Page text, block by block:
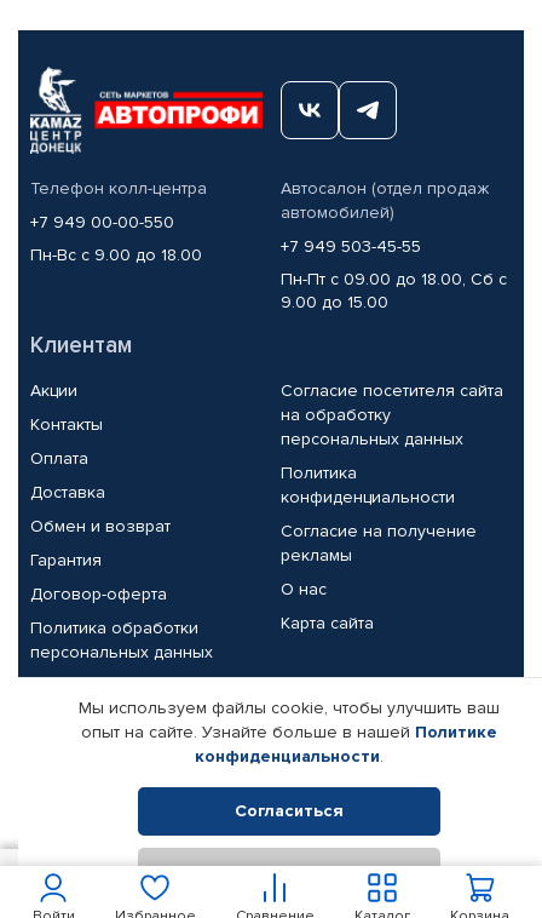
Телефон колл-центра
+7 949 00-00-550
Пн-Вс с 9.00 до 18.00
Автосалон (отдел продаж
автомобилей)
+7 949 503-45-55
Пн-Пт с 09.00 до 18.00, Сб с
9.00 до 15.00
Клиентам
Акции
Контакты
Оплата
Доставка
Обмен и возврат
Гарантия
Договор-оферта
Политика обработки
персональных данных
Согласие посетителя сайта
на обработку
персональных данных
Политика
конфиденциальности
Согласие на получение
рекламы
О нас
Карта сайта
Партнерам
Корпоративным клиентам
Поставщикам
Реквизиты компании
© КАМАЗ ЦЕНТР ДОНЕЦК, 2015-2026. Все права защищены.
Интернет-магазин автомобильных товаров Автопрофи.
Мы используем файлы cookie, чтобы улучшить ваш
опыт на сайте. Узнайте больше в нашей Политике
конфиденциальности.
Согласиться
Отклонить
312 В корзину